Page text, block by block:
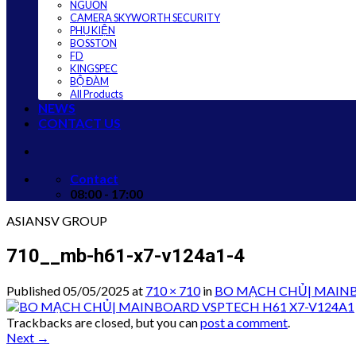
NGUỒN
CAMERA SKYWORTH SECURITY
PHỤ KIỆN
BOSSTON
FD
KINGSPEC
BỘ ĐÀM
All Products
NEWS
CONTACT US
Contact
08:00 - 17:00
ASIANSV GROUP
710__mb-h61-x7-v124a1-4
Published05/05/2025at 710 × 710in BO MẠCH CHỦ|
Trackbacks are closed, but you canpost a comment.
Next →